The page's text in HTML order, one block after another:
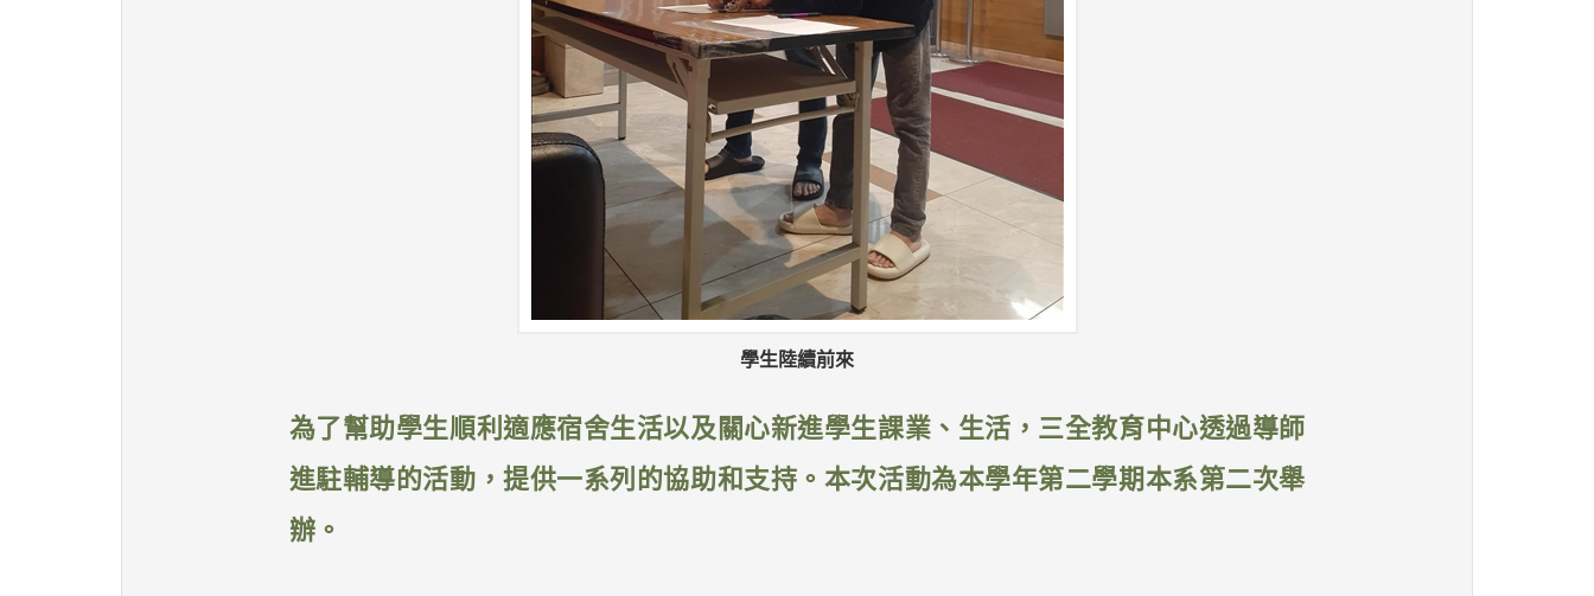
學生陸續前來
為了幫助學生順利適應宿舍生活以及關心新進學生課業、生活，三全教育中心透過導師
進駐輔導的活動，提供一系列的協助和支持。本次活動為本學年第二學期本系第二次舉
辦。